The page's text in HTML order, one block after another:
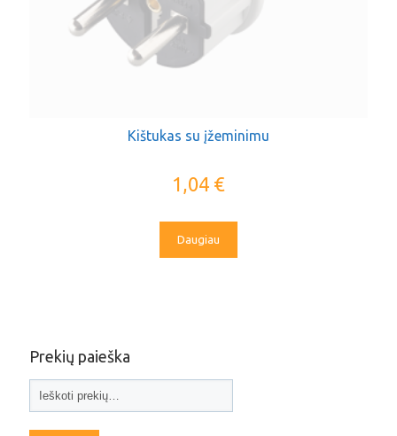
Kištukas su įžeminimu
1,04 €
Daugiau
Prekių paieška